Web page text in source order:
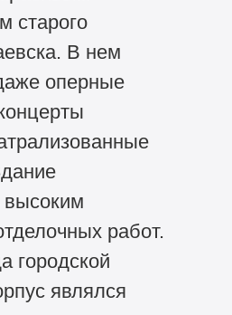
старого
В нем
оперные
высоким
работ.
городской
являлся